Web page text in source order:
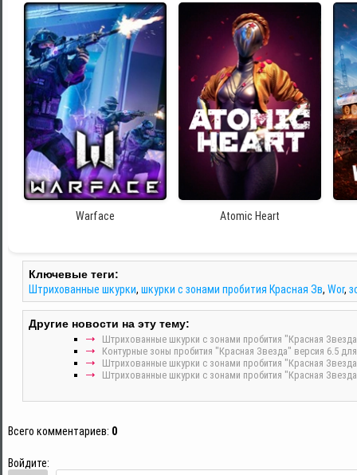
Warface Atomic Heart
Ключевые теги:
Штрихованные шкурки, шкурки с зонами пробития Красная Зв, Wor,
Другие новости на эту тему:
Штрихованные шкурки с зонами пробития "Красная
Контурные зоны пробития "Красная Звезда" версия 6.5
Штрихованные шкурки с зонами пробития "Красная
Штрихованные шкурки с зонами пробития "Красная
Всего комментариев: 0
Войдите: